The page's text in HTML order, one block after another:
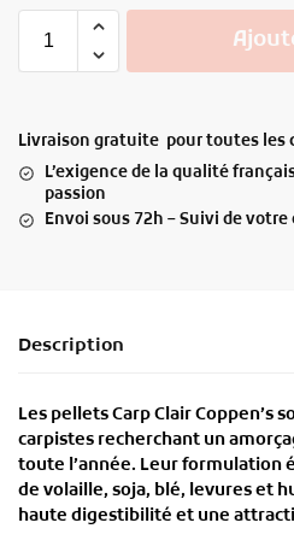
Livraison gratuite pour toutes les
L’exigence de la qualité
passion
Envoi sous 72h – Suivi de
Description
Les pellets Carp Clair Coppen’s
carpistes recherchant un
toute l’année. Leur formulation
de volaille, soja, blé, levures et
haute digestibilité et une